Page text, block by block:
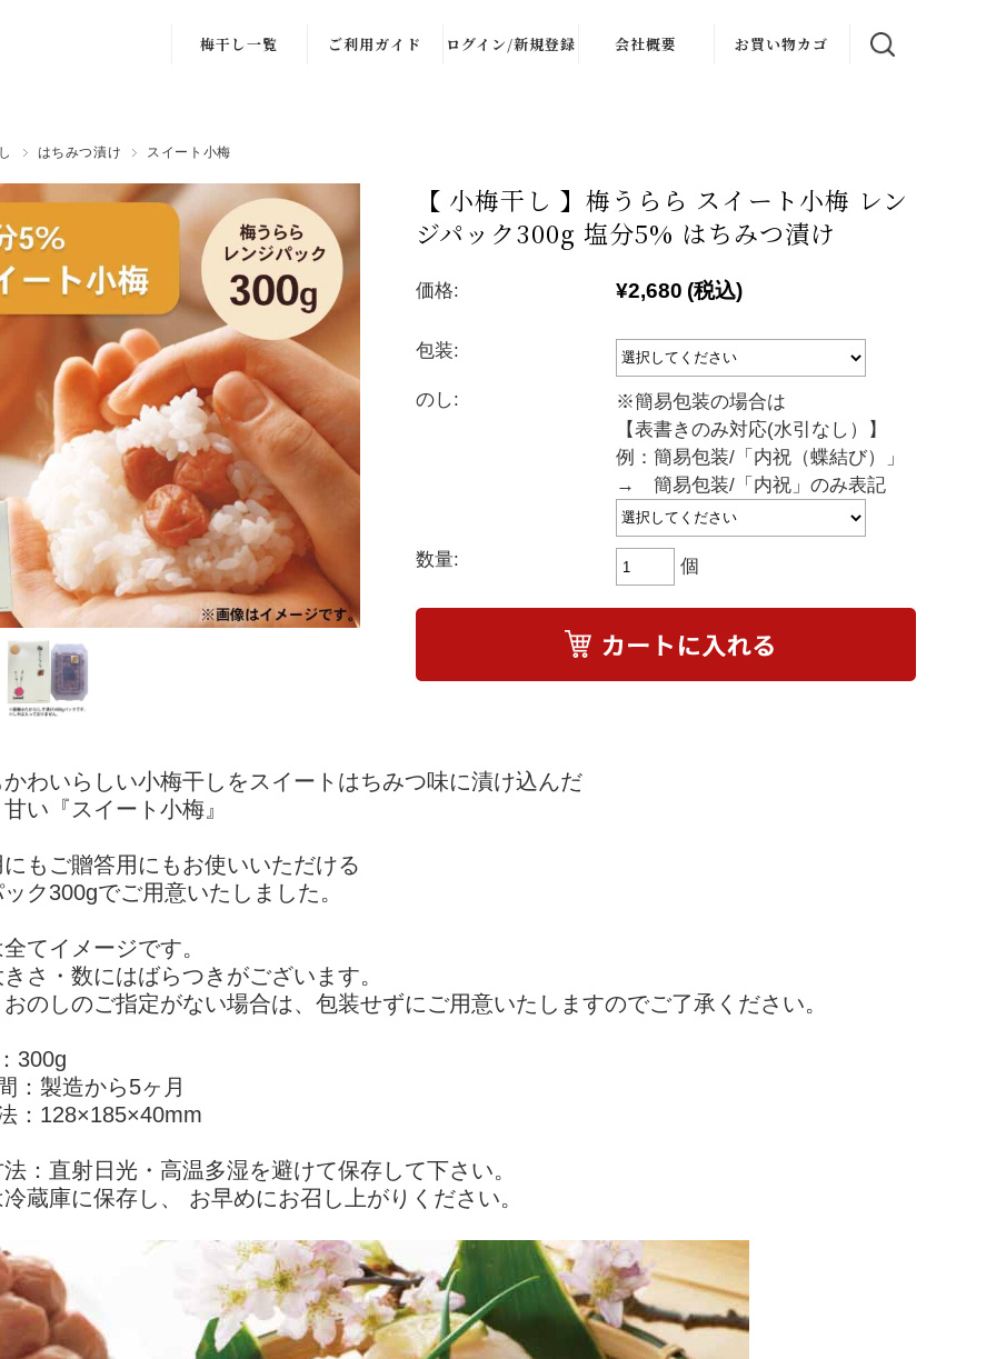
梅干し一覧
しそ漬け
かつお梅
塩漬け
その他
ご利用ガイド
得・確認方法
クーポンのご利
新規会員登録の
手順(スマート
フォン)
新規会員登録の
手順(パソコン)
ログイン/新規登録 会社概要 お買い物カゴ
はちみつ漬け スイート小梅
【 小梅干し 】梅うらら スイート小梅 レン
ジパック300g 塩分5% はちみつ漬け
価格: ¥2,680 (税込)
包装:
のし:
※簡易包装の場合は
【表書きのみ対応(水引なし）】
例：簡易包装/「内祝（蝶結び）」
→ 簡易包装/「内祝」のみ表記
数量: 個
わいらしい小梅干しをスイートはちみつ味に漬け込んだ
い『スイート小梅』
もご贈答用にもお使いいただける
ク300gでご用意いたしました。
てイメージです。
さ・数にはばらつきがございます。
のしのご指定がない場合は、包装せずにご用意いたしますのでご了承ください。
300g
：製造から5ヶ月
：128×185×40mm
：直射日光・高温多湿を避けて保存して下さい。
蔵庫に保存し、 お早めにお召し上がりください。